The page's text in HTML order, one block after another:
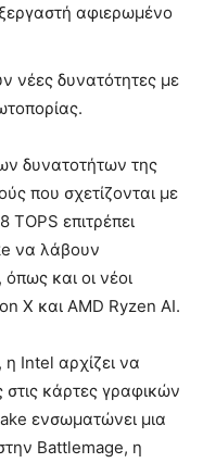
αφιερωμένο
νέες δυνατότητες με
δυνατοτήτων της
που σχετίζονται με
επιτρέπει
να λάβουν
και οι νέοι
X και AMD Ryzen AI.
η Intel αρχίζει να
στις κάρτες γραφικών
ενσωματώνει μια
Battlemage, η